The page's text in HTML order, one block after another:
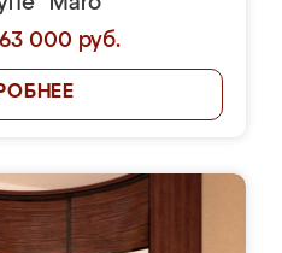
000 руб.